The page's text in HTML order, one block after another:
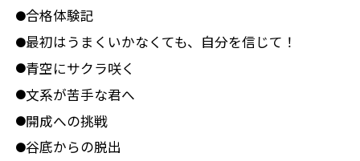
●合格体験記
●最初はうまくいかなくても、自分を信じて！
●青空にサクラ咲く
●文系が苦手な君へ
●開成への挑戦
●谷底からの脱出